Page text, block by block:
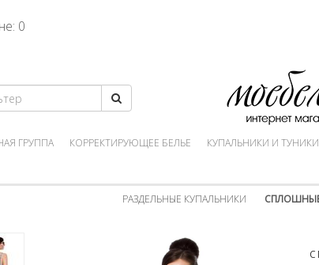
0
ГРУППА КОРРЕКТИРУЮЩЕЕ БЕЛЬЕ КУПАЛЬНИКИ И
РАЗДЕЛЬНЫЕ КУПАЛЬНИКИ